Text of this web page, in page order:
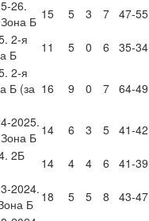
26.
Б 15 5 3 7 47-55
2-я
Б
11 5 0 6 35-34
2-я
Б (за 16 9 0 7 64-49
2025.
Б 14 6 3 5 41-42
2Б
14 4 4 6 41-39
2024.
Б 18 5 5 8 43-47